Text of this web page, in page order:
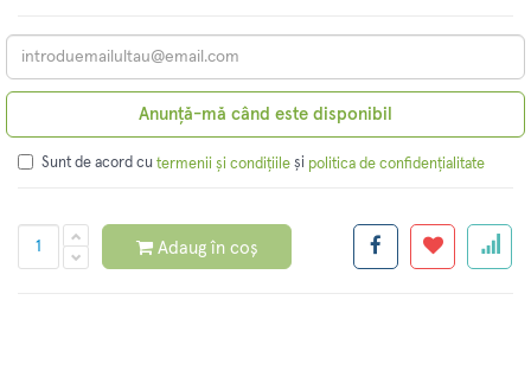
Anunță-mă când este disponibil
Sunt de acord cu termenii și condițiile și politica de confidențialitate
Adaug în coș